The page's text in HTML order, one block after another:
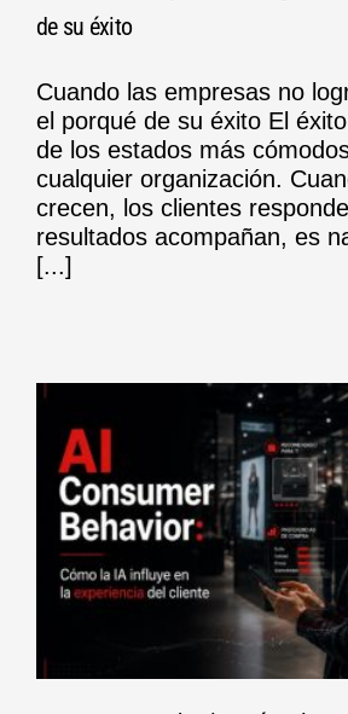
de su éxito
Cuando las empresas no
el porqué de su éxito El
de los estados más
cualquier organización.
crecen, los clientes
resultados acompañan, es
[...]